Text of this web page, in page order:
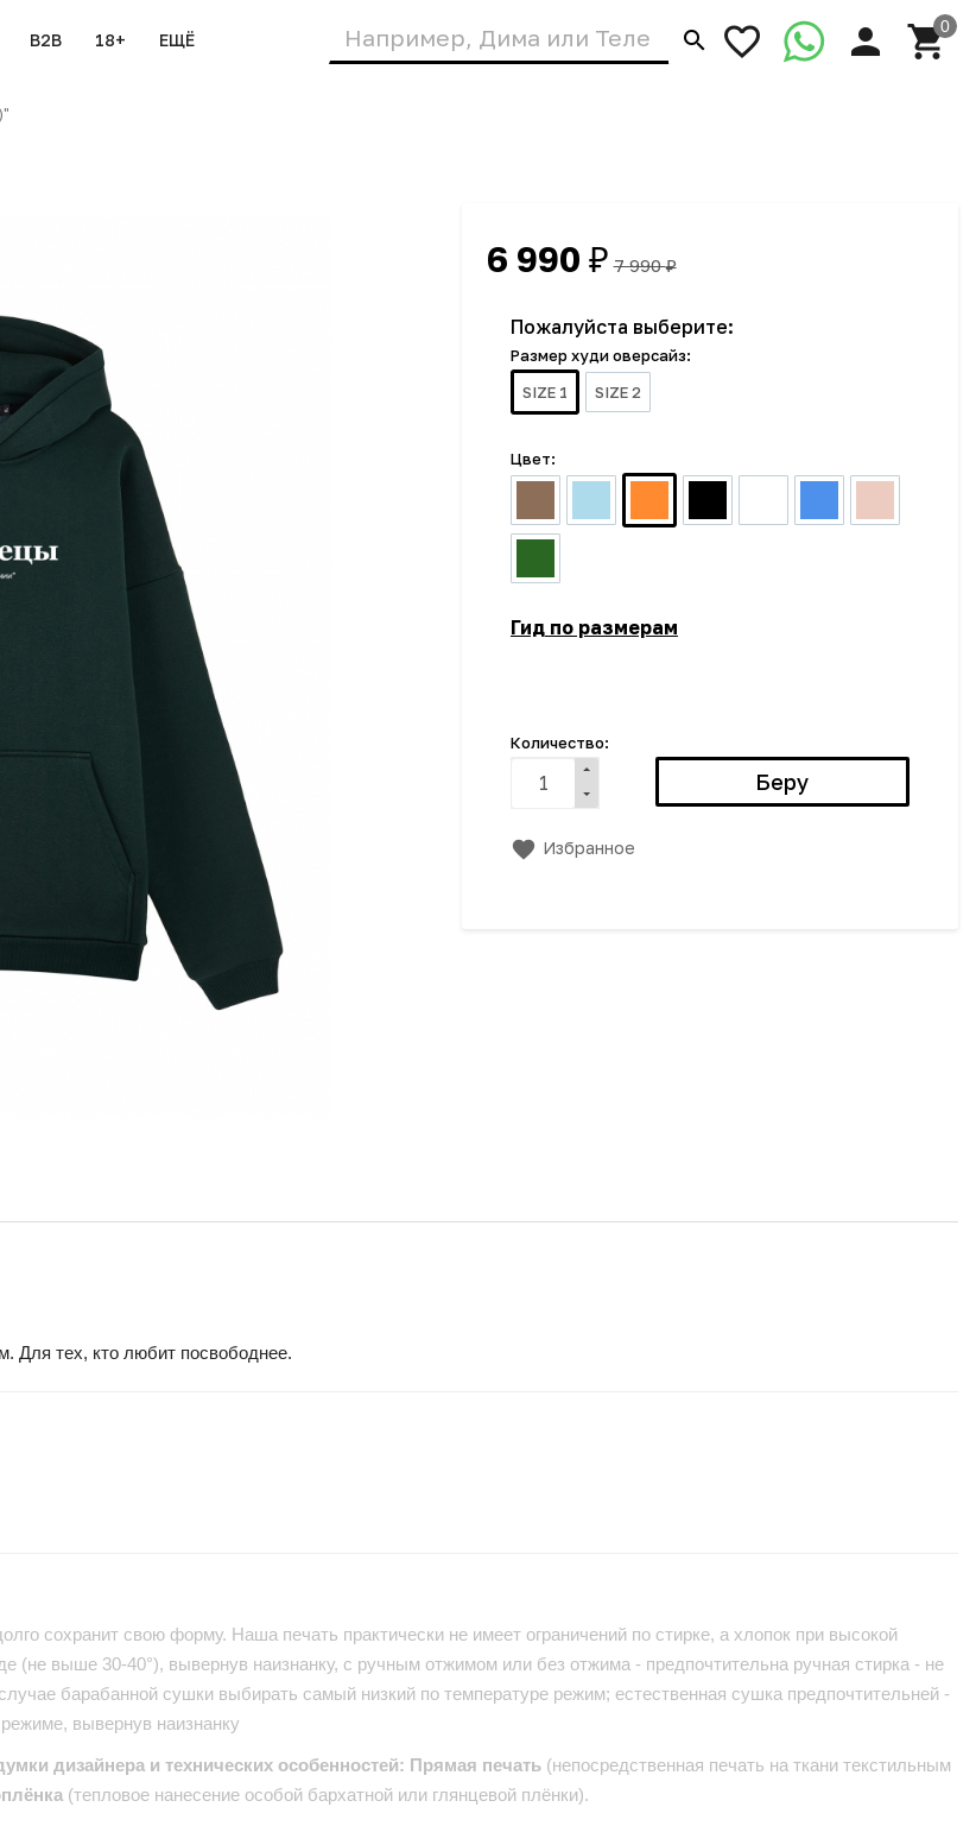
B2B 18+ ЕЩЁ
6 990 ₽ 7 990₽
Пожалуйста выберите:
Размер худи оверсайз:
SIZE 1
SIZE 2
Цвет:
Гид по размерам
Количество:
Избранное
Для тех, кто любит посвободнее.
сохранит свою форму. Наша печать практически не имеет ограничений по стирке, а хлопок при высокой
(не выше 30-40°), вывернув наизнанку, с ручным отжимом или без отжима - предпочтительна ручная стирка - не
барабанной сушки выбирать самый низкий по температуре режим; естественная сушка предпочтительней -
вывернув наизнанку
дизайнера и технических особенностей: Прямая печать (непосредственная печать на ткани текстильным
(тепловое нанесение особой бархатной или глянцевой плёнки).